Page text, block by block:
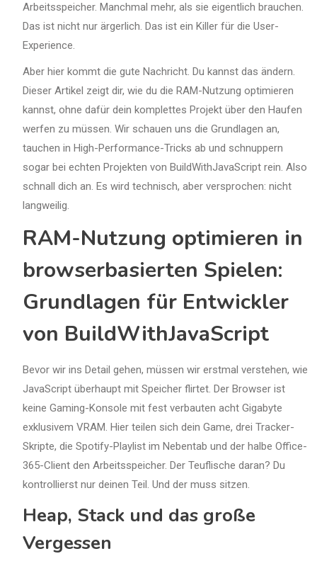
Arbeitsspeicher. Manchmal mehr, als sie eigentlich brauchen.
Das ist nicht nur ärgerlich. Das ist ein Killer für die User-
Experience.
Aber hier kommt die gute Nachricht. Du kannst das ändern.
Dieser Artikel zeigt dir, wie du die RAM-Nutzung optimieren
kannst, ohne dafür dein komplettes Projekt über den Haufen
werfen zu müssen. Wir schauen uns die Grundlagen an,
tauchen in High-Performance-Tricks ab und schnuppern
sogar bei echten Projekten von BuildWithJavaScript rein. Also
schnall dich an. Es wird technisch, aber versprochen: nicht
langweilig.
RAM-Nutzung optimieren in
browserbasierten Spielen:
Grundlagen für Entwickler
von BuildWithJavaScript
Bevor wir ins Detail gehen, müssen wir erstmal verstehen, wie
JavaScript überhaupt mit Speicher flirtet. Der Browser ist
keine Gaming-Konsole mit fest verbauten acht Gigabyte
exklusivem VRAM. Hier teilen sich dein Game, drei Tracker-
Skripte, die Spotify-Playlist im Nebentab und der halbe Office-
365-Client den Arbeitsspeicher. Der Teuflische daran? Du
kontrollierst nur deinen Teil. Und der muss sitzen.
Heap, Stack und das große
Vergessen